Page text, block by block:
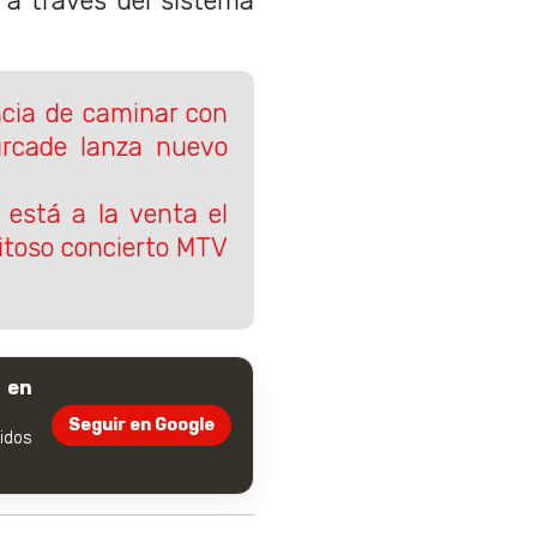
de caminar con
lanza nuevo
está a la venta el
concierto MTV
Seguir en Google